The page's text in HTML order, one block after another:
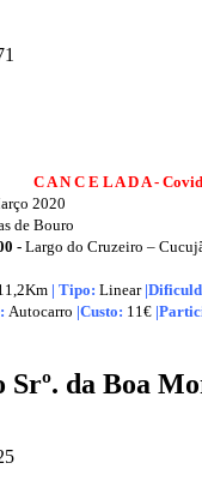
C A N C E L A D A -
2020
de Bouro
-Largo do Cruzeiro –
| Tipo: Linear
Autocarro |Custo: 11€ |
da Boa